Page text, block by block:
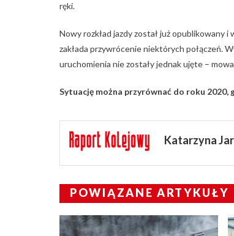
ręki.
Nowy rozkład jazdy został już opublikowany
zakłada przywrócenie niektórych połączeń.
uruchomienia nie zostały jednak ujęte –
Sytuację można przyrównać do roku 2020,
Katarzyna
POWIĄZANE ARTYKUŁY